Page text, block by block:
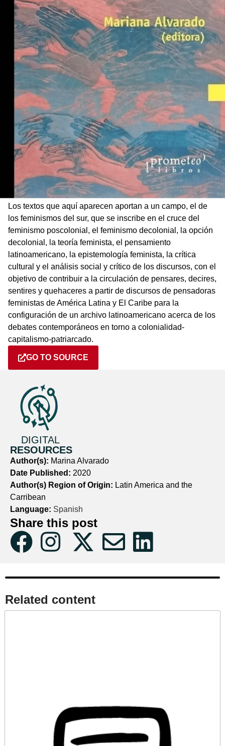
Los textos que aquí aparecen aportan a un campo, el de
los feminismos del sur, que se inscribe en el cruce del
feminismo poscolonial, el feminismo decolonial, la opción
decolonial, la teoría feminista, el pensamiento
latinoamericano, la epistemología feminista, la crítica
cultural y el análisis social y crítico de los discursos, con el
objetivo de contribuir a la circulación de pensares, decires,
sentires y quehaceres a partir de discursos de pensadoras
feministas de América Latina y El Caribe para la
configuración de un archivo latinoamericano acerca de los
debates contemporáneos en torno a colonialidad-
capitalismo-patriarcado.
GO TO SOURCE
DIGITAL
RESOURCES
Author(s): Marina Alvarado
Date Published: 2020
Author(s) Region of Origin: Latin America and the
Carribean
Language: Spanish
Share this post
Related content​